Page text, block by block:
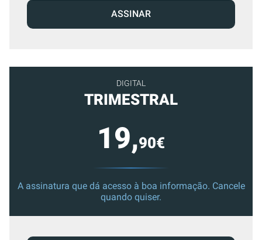
ASSINAR
DIGITAL
TRIMESTRAL
19,90€
A assinatura que dá acesso à boa informação. Cancele
quando quiser.